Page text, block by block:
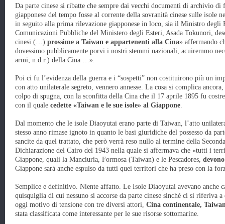
Da parte cinese si ribatte che sempre dai vecchi documenti di archivio di
giapponese del tempo fosse al corrente della sovranità cinese sulle isole
in seguito alla prima rilevazione giapponese in loco, sia il Ministro
Comunicazioni Pubbliche del Ministero degli Esteri, Asada Tokunori,
cinesi (…) prossime a Taiwan e appartenenti alla Cina» affermando
dovessimo pubblicamente porvi i nostri stemmi nazionali, acuiremmo
armi; n.d.r.) della Cina …».
Poi ci fu l’evidenza della guerra e i “sospetti” non costituirono più un
con atto unilaterale segreto, vennero annesse. La cosa si complica
colpo di spugna, con la sconfitta della Cina che il 17 aprile 1895 fu
con il quale cedette «Taiwan e le sue isole» al Giappone.
Dal momento che le isole Diaoyutai erano parte di Taiwan, l’atto
stesso anno rimase ignoto in quanto le basi giuridiche del possesso da
sancite da quel trattato, che però verrà reso nullo al termine della
Dichiarazione del Cairo del 1943 nella quale si affermava che «tutti i
Giappone, quali la Manciuria, Formosa (Taiwan) e le Pescadores,
Giappone sarà anche espulso da tutti quei territori che ha preso con la
Semplice e definitivo. Niente affatto. Le Isole Diaoyutai avevano anche
quisquiglia di cui nessuno si accorse da parte cinese sinché ci si riferiva
oggi motivo di tensione con tre diversi attori, Cina continentale,
stata classificata come interessante per le sue risorse sottomarine.